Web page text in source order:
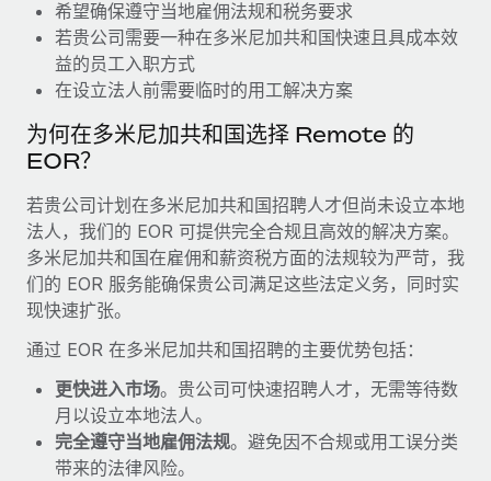
福利
轻松管理员工福利
What a Workday global payroll implementation
actually looks like
Most teams hear "payroll implementation" and picture a
six-month project with a dedicated team....
了解更多
希望确保遵守当地雇佣法规和税务要求
若贵公司需要一种在多米尼加共和国快速且具成本效
益的员工入职方式
在设立法人前需要临时的用工解决方案
为何在多米尼加共和国选择 Remote 的
EOR？
若贵公司计划在多米尼加共和国招聘人才但尚未设立本地
法人，我们的 EOR 可提供完全合规且高效的解决方案。
多米尼加共和国在雇佣和薪资税方面的法规较为严苛，我
们的 EOR 服务能确保贵公司满足这些法定义务，同时实
现快速扩张。
通过 EOR 在多米尼加共和国招聘的主要优势包括：
更快进入市场。贵公司可快速招聘人才，无需等待数
月以设立本地法人。
完全遵守当地雇佣法规。避免因不合规或用工误分类
带来的法律风险。